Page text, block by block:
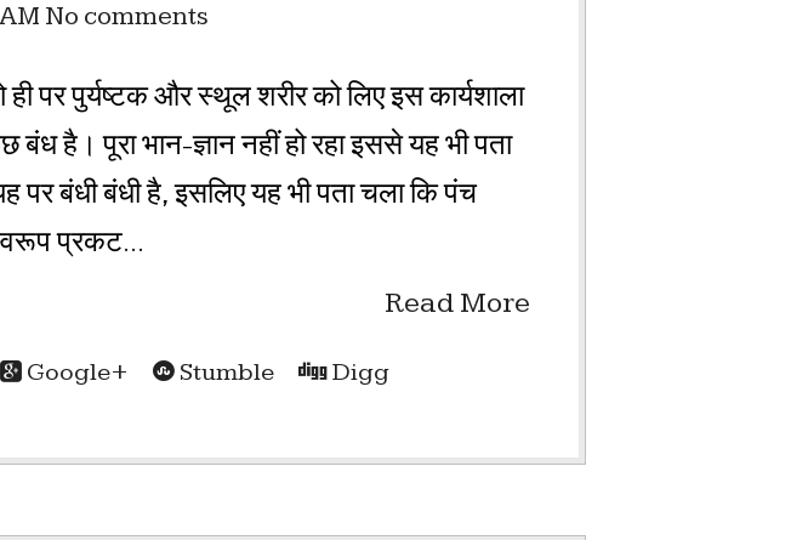
No comments
पर पुर्यष्टक और स्थूल शरीर को लिए इस कार्यशाला
है। पूरा भान-ज्ञान नहीं हो रहा इससे यह भी पता
पर बंधी बंधी है, इसलिए यह भी पता चला कि पंच
प्रकट...
Read More
Google+ Stumble Digg